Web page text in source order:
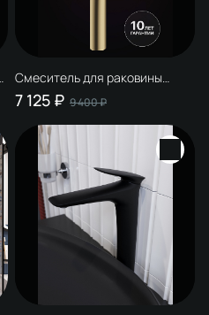
Смеситель для раковины
STWORKI Молде S23020GM
матовое золото
7 125 ₽ 9 400 ₽